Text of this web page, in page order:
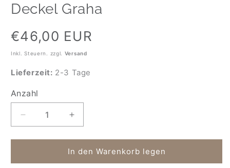
Deckel Graha
Normaler
Preis
€46,00 EUR
Inkl. Steuern. zzgl. Versand
Lieferzeit: 2-3 Tage
Anzahl
Anzahl
Verringere
die
Menge
Aufbewahrungskorb
Erhöhe
die
Menge
für
Aufbewahrungskorb
In den Warenkorb legen